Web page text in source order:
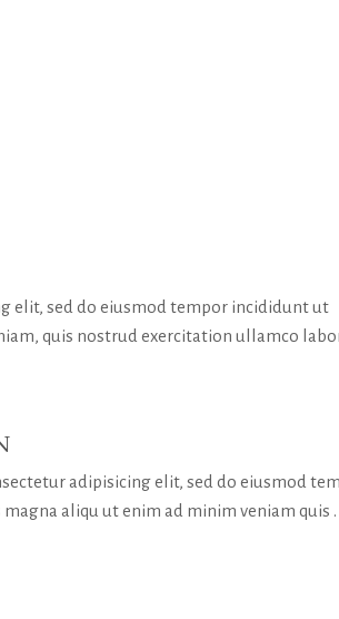
elit, sed do eiusmod tempor incididunt ut
quis nostrud exercitation ullamco
adipisicing elit, sed do eiusmod
aliqu ut enim ad minim veniam quis .